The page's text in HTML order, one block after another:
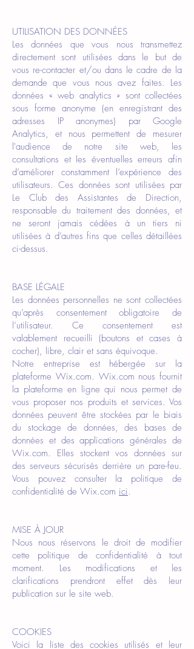
UTILISATION DES DONNÉES
Les données que vous nous transmettez
directement sont utilisées dans le but de
vous re-contacter et/ou dans le cadre de la
demande que vous nous avez faites. Les
données « web analytics » sont collectées
sous forme anonyme (en enregistrant des
adresses IP anonymes) par Google
Analytics, et nous permettent de mesurer
l'audience de notre site web, les
consultations et les éventuelles erreurs afin
d’améliorer constamment l’expérience des
utilisateurs. Ces données sont utilisées par
Le Club des Assistantes de Direction,
responsable du traitement des données, et
ne seront jamais cédées à un tiers ni
utilisées à d’autres fins que celles détaillées
ci-dessus.
BASE LÉGALE
Les données personnelles ne sont collectées
qu’après consentement obligatoire de
l’utilisateur. Ce consentement est
valablement recueilli (boutons et cases à
cocher), libre, clair et sans équivoque.
Notre entreprise est hébergée sur la
plateforme Wix.com. Wix.com nous fournit
la plateforme en ligne qui nous permet de
vous proposer nos produits et services. Vos
données peuvent être stockées par le biais
du stockage de données, des bases de
données et des applications générales de
Wix.com. Elles stockent vos données sur
des serveurs sécurisés derrière un pare-feu.
Vous pouvez consulter la politique de
confidentialité de Wix.com ici.
MISE À JOUR
Nous nous réservons le droit de modifier
cette politique de confidentialité à tout
moment. Les modifications et les
clarifications prendront effet dès leur
publication sur le site web.
COOKIES
Voici la liste des cookies utilisés et leur